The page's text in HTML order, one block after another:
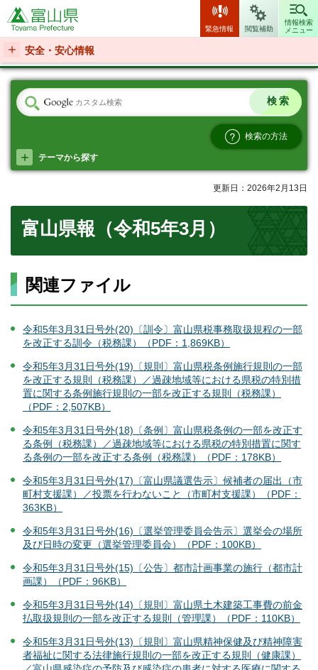
富山県
緊急情報 閲覧補助
情報検索
メニュー
安全・安心情報
検索の方法
テーマから探す
更新日：2026年2月13日
富山県報（令和5年3月）
関連ファイル
令和5年3月31日号外(20)〔訓令〕富山県税事務取扱規程の一部
を改正する訓令（税務課）（PDF：1,869KB）
令和5年3月31日号外(19)〔規則〕富山県税条例施行規則の一部
を改正する規則（税務課）／過疎地域等における県税の特別措
置に関する条例施行規則の一部を改正する規則（税務課）
（PDF：2,507KB）
令和5年3月31日号外(18)〔条例〕富山県税条例の一部を改正す
る条例（税務課）／過疎地域等における県税の特別措置に関す
る条例の一部を改正する条例（税務課）（PDF：178KB）
令和5年3月31日号外(17)〔富山県議選告示〕候補者の届出（市
町村支援課）／投票を行わないこと（市町村支援課）（PDF：
363KB）
令和5年3月31日号外(16)〔選挙管理委員会告示〕選挙会の場所
及び日時の変更（選挙管理委員会）（PDF：100KB）
令和5年3月31日号外(15)〔公告〕都市計画事業の施行（都市計
画課）（PDF：96KB）
令和5年3月31日号外(14)〔規則〕富山県土木建築工事費の前金
払取扱規則の一部を改正する規則（管理課）（PDF：110KB）
令和5年3月31日号外(13)〔規則〕富山県精神保健及び精神障害
者福祉に関する法律施行規則の一部を改正する規則（健康課）